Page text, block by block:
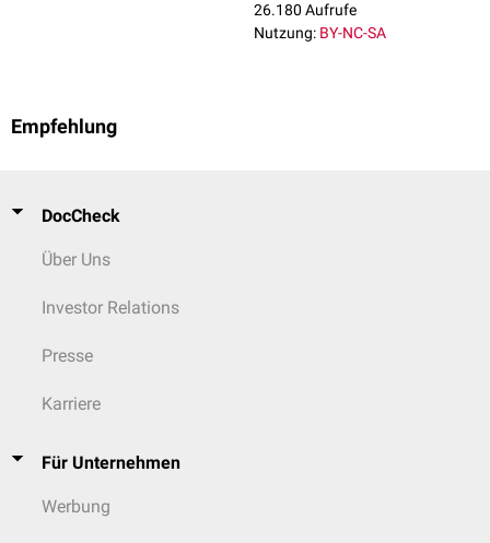
26.180 Aufrufe
Nutzung: BY-NC-SA
Empfehlung
DocCheck
Über Uns
Investor Relations
Presse
Karriere
Für Unternehmen
Werbung